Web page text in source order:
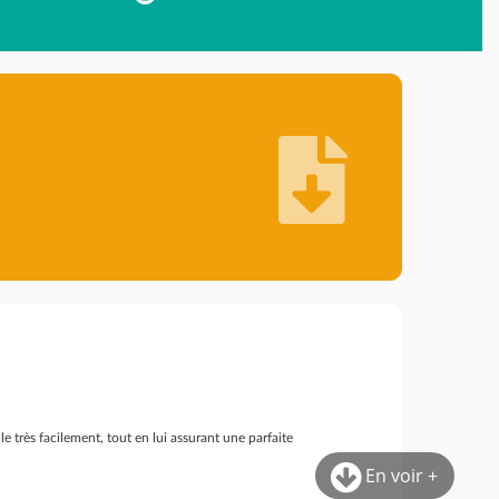
En voir +
très facilement, tout en lui assurant une parfaite